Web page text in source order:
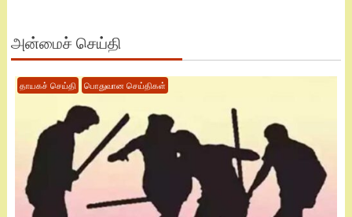
அன்மைச் செய்தி
தாயகச் செய்தி பொதுவான செய்திகள்